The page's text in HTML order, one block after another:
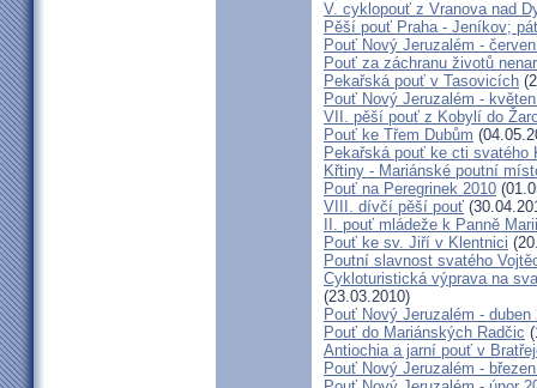
V. cyklopouť z Vranova nad
Pěší pouť Praha - Jeníkov;
Pouť Nový Jeruzalém -
Pouť za záchranu životů
Pekařská pouť v Tasovicích
Pouť Nový Jeruzalém -
VII. pěší pouť z Kobylí do
Pouť ke Třem Dubům
Pekařská pouť ke cti svatého
Křtiny - Mariánské poutní
Pouť na Peregrinek 2010
VIII. dívčí pěší pouť
II. pouť mládeže k Panně
Pouť ke sv. Jiří v Klentnici
Poutní slavnost svatého
Cykloturistická výprava na
(23.03.2010)
Pouť Nový Jeruzalém - duben
Pouť do Mariánských Radčic
Antiochia a jarní pouť v
Pouť Nový Jeruzalém -